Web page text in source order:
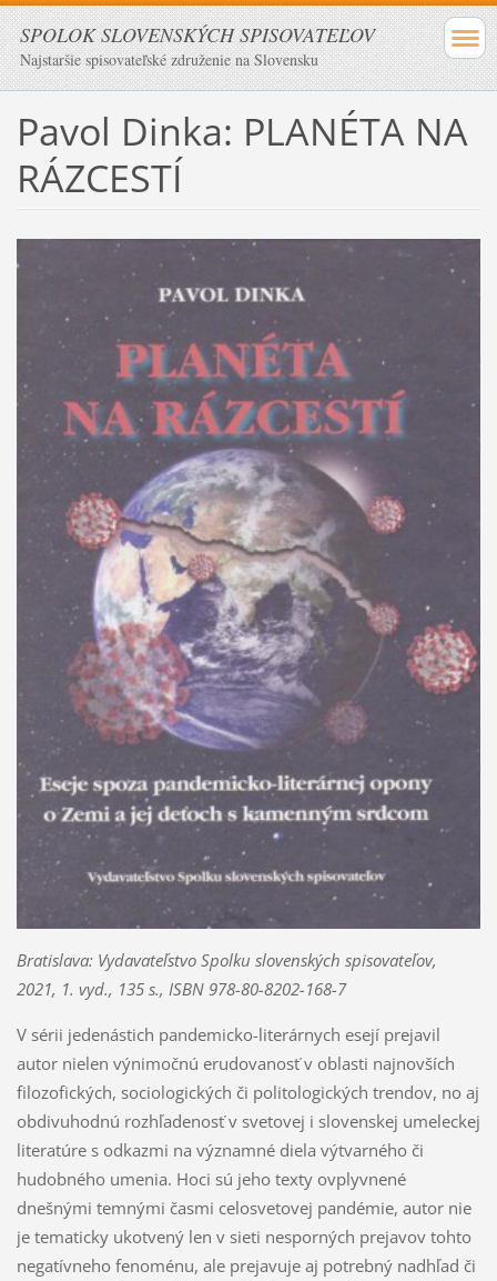
SPOLOK SLOVENSKÝCH SPISOVATEĽOV
Najstaršie spisovateľské združenie na Slovensku
Pavol Dinka: PLANÉTA NA
RÁZCESTÍ
Bratislava: Vydavateľstvo Spolku slovenských spisovateľov,
2021, 1. vyd., 135 s., ISBN 978-80-8202-168-7
V sérii jedenástich pandemicko-literárnych esejí prejavil
autor nielen výnimočnú erudovanosť v oblasti najnovších
filozofických, sociologických či politologických trendov, no aj
obdivuhodnú rozhľadenosť v svetovej i slovenskej umeleckej
literatúre s odkazmi na významné diela výtvarného či
hudobného umenia. Hoci sú jeho texty ovplyvnené
dnešnými temnými časmi celosvetovej pandémie, autor nie
je tematicky ukotvený len v sieti nesporných prejavov tohto
negatívneho fenoménu, ale prejavuje aj potrebný nadhľad či